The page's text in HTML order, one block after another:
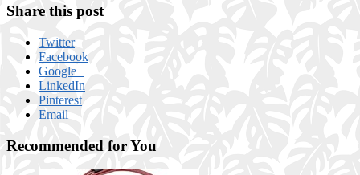
Share this post
Twitter
Facebook
Google+
LinkedIn
Pinterest
Email
Recommended for You